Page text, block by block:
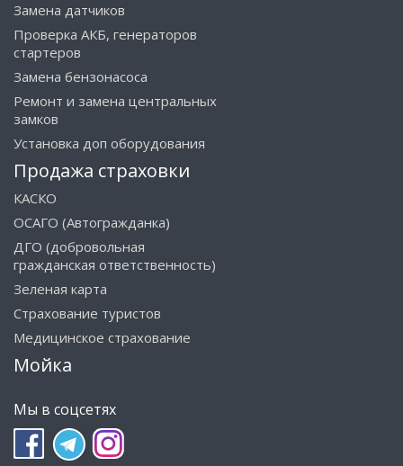
Замена датчиков
Проверка АКБ, генераторов
стартеров
Замена бензонасоса
Ремонт и замена центральных
замков
Установка доп оборудования
Продажа страховки
КАСКО
ОСАГО (Автогражданка)
ДГО (добровольная
гражданская ответственность)
Зеленая карта
Страхование туристов
Медицинское страхование
Мойка
Мы в соцсетях